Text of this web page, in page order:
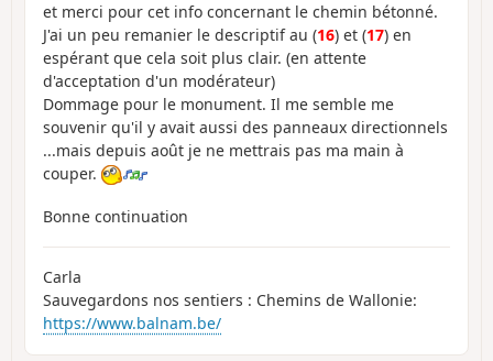
et merci pour cet info concernant le chemin bétonné.
J'ai un peu remanier le descriptif au (16) et (17) en
espérant que cela soit plus clair. (en attente
d'acceptation d'un modérateur)
Dommage pour le monument. Il me semble me
souvenir qu'il y avait aussi des panneaux directionnels
...mais depuis août je ne mettrais pas ma main à
couper.
Bonne continuation
Carla
Sauvegardons nos sentiers : Chemins de Wallonie:
https://www.balnam.be/